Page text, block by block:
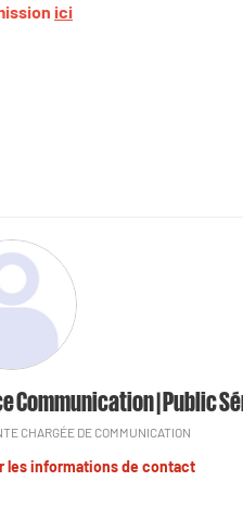
ici
Communication | Public
CHARGÉE DE COMMUNICATION
les informations de contact